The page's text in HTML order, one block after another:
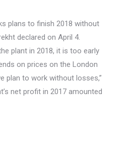
plans to finish 2018 without
declared on April 4.
plant in 2018, it is too early
on prices on the London
plan to work without losses,”
net profit in 2017 amounted